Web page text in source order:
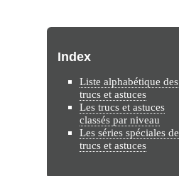
Index
Liste alphabétique des
trucs et astuces
Les trucs et astuces
classés par niveau
Les séries spéciales de
trucs et astuces